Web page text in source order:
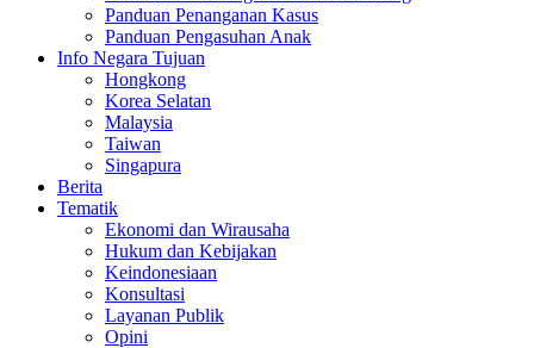
Panduan Penanganan Kasus
Panduan Pengasuhan Anak
Info Negara Tujuan
Hongkong
Korea Selatan
Malaysia
Taiwan
Singapura
Berita
Tematik
Ekonomi dan Wirausaha
Hukum dan Kebijakan
Keindonesiaan
Konsultasi
Layanan Publik
Opini